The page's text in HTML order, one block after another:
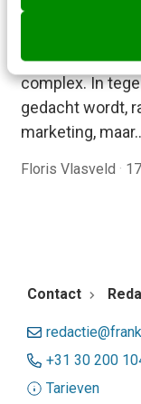
Ontwikkel zelf
Het
complex. In
gedacht wordt,
marketing,
Floris Vlasveld ·
Contact
+31 30 200
Tarieven